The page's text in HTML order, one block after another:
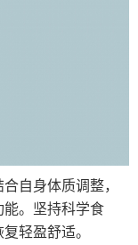
自身体质调整，
。坚持科学食
轻盈舒适。